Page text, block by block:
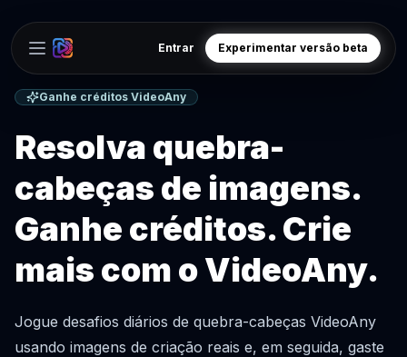
Open main menu
Entrar Experimentar versão beta
Ganhe créditos VideoAny
Resolva quebra-
cabeças de imagens.
Ganhe créditos. Crie
mais com o VideoAny.
Jogue desafios diários de quebra-cabeças VideoAny
usando imagens de criação reais e, em seguida, gaste